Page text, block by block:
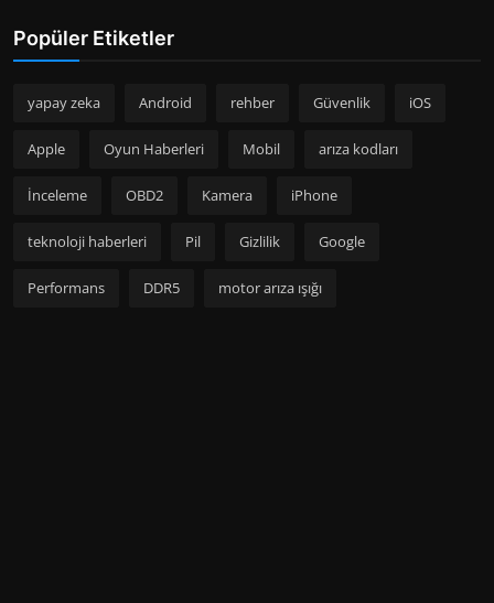
Popüler Etiketler
yapay zeka Android rehber Güvenlik iOS
Apple Oyun Haberleri Mobil arıza kodları
İnceleme OBD2 Kamera iPhone
teknoloji haberleri Pil Gizlilik Google
Performans DDR5 motor arıza ışığı